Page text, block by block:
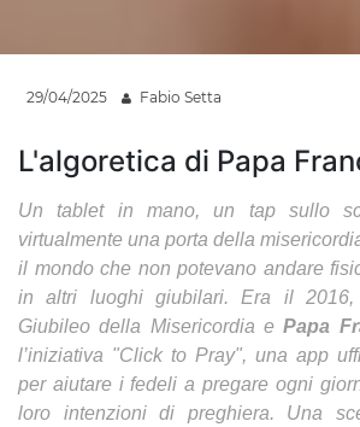
29/04/2025 Fabio Setta
L'algoretica di Papa
Un tablet in mano, un tap sullo
virtualmente una porta della
il mondo che non potevano andare
in altri luoghi giubilari. Era il
Giubileo della Misericordia ePapa
l’iniziativa "Click to Pray", una app
per aiutare i fedeli a pregare ogni
loro intenzioni di preghiera. Una